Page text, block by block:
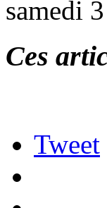
samedi
Ces
Tweet